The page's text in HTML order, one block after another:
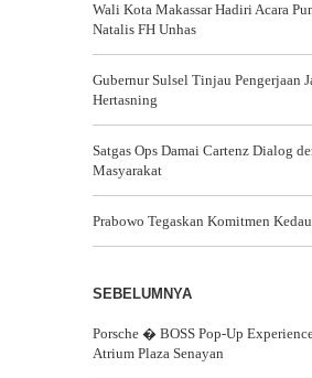
Wali Kota Makassar Hadiri Acara
Natalis FH Unhas
Gubernur Sulsel Tinjau Pengerjaan
Hertasning
Satgas Ops Damai Cartenz Dialog
Masyarakat
Prabowo Tegaskan Komitmen
SEBELUMNYA
Porsche � BOSS Pop-Up
Atrium Plaza Senayan